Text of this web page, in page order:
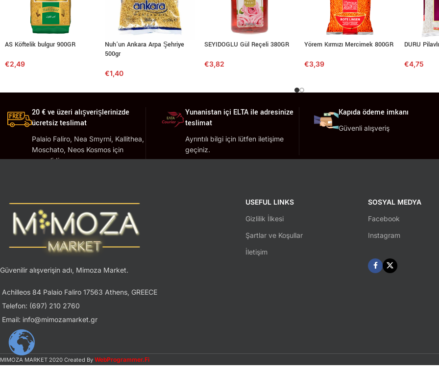
AS Köftelik bulgur 900GR
€2,49
Nuh’un Ankara Arpa Şehriye
500gr
€1,40
SEYIDOGLU Gül Reçeli 380GR
€3,82
Yörem Kırmızı Mercimek 800GR
€3,39
DURU
€4,75
20 € ve üzeri alışverişlerinizde
ücretsiz teslimat
Palaio Faliro, Nea Smyrni, Kallithea,
Moschato, Neos Kosmos için
geçerlidir.
Yunanistan içi ELTA ile adresinize
teslimat
Ayrıntılı bilgi için lütfen iletişime
geçiniz.
Kapıda ödeme imkanı
Güvenli alışveriş
Güvenilir alışverişin adı, Mimoza Market.
Achilleos 84 Palaio Faliro 17563 Athens, GREECE
Telefon: (697) 210 2760
Email: info@mimozamarket.gr
USEFUL LINKS
Gizlilik İlkesi
Şartlar ve Koşullar
İletişim
SOSYAL MEDYA
Facebook
Instagram
MIMOZA MARKET 2020 Created By WebProgrammer.Fi